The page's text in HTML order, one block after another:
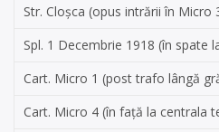
Str. Cloșca (opus intrării în Micro
Spl. 1 Decembrie 1918 (în spate
Cart. Micro 1 (post trafo lângă
Cart. Micro 4 (în față la centrala